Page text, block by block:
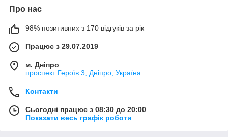
Про нас
98% позитивних з 170 відгуків за рік
Працює з 29.07.2019
м. Дніпро
проспект Героїв 3, Дніпро, Україна
Контакти
Сьогодні працює з 08:30 до 20:00
Показати весь графік роботи